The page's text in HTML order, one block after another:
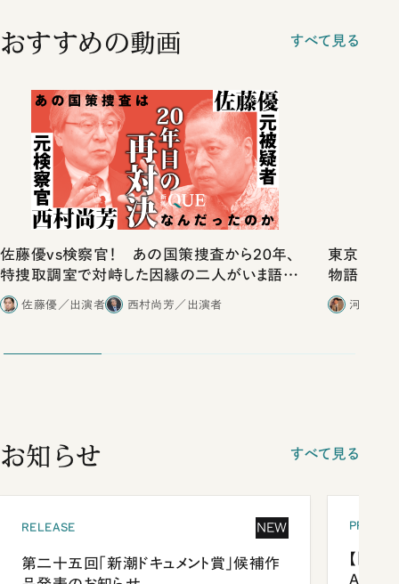
おすすめの動画 すべて見る
佐藤優vs検察官！ あの国策捜査から20年、
特捜取調室で対峙した因縁の二人がいま語り
合ったこと
佐藤優／出演者 西村尚芳／出演者
東京は都
物語」に
河野有
お知らせ すべて見る
RELEASE NEW
第二十五回「新潮ドキュメント賞」候補作
【「新